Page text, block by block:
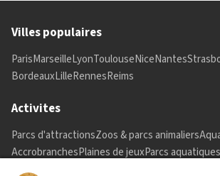
Villes populaires
ParisMarseilleLyonToulouseNiceNantes
BordeauxLilleRennesReims
Activites
Parcs d'attractionsZoos & parcs animaliers
AccrobranchesPlaines de jeuxParcs aquatiques